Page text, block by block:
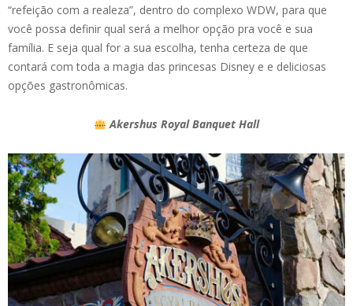
“refeição com a realeza”, dentro do complexo WDW, para que
você possa definir qual será a melhor opção pra você e sua
família. E seja qual for a sua escolha, tenha certeza de que
contará com toda a magia das princesas Disney e e deliciosas
opções gastronômicas.
Akershus Royal Banquet Hall